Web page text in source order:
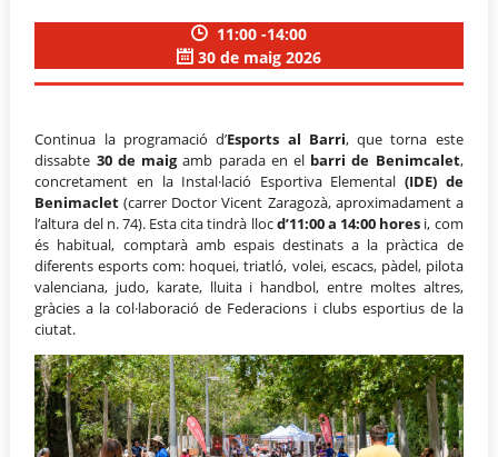
11:00 -14:00
30 de maig 2026
Continua la programació d’Esports al Barri, que torna este
dissabte 30 de maigamb parada en el barri de Benimcalet,
concretament en la Instal·lació Esportiva Elemental (IDE) de
Benimaclet (carrer Doctor Vicent Zaragozà, aproximadament a
l’altura del n. 74). Esta cita tindrà llocd’11:00 a 14:00 hores i, com
és habitual, comptarà amb espais destinats a la pràctica de
diferents esports com: hoquei, triatló, volei, escacs, pàdel, pilota
valenciana, judo, karate, lluita i handbol, entre moltes altres,
gràcies a la col·laboració de Federacions i clubs esportius de la
ciutat.